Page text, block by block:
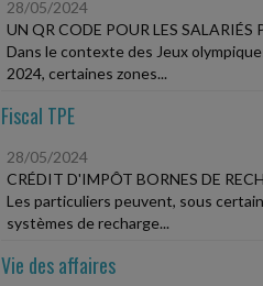
28/05/2024
UN QR CODE POUR LES SALARIÉS
Dans le contexte des Jeux
2024, certaines zones...
Fiscal TPE
28/05/2024
CRÉDIT D'IMPÔT BORNES DE
Les particuliers peuvent, sous
systèmes de recharge...
Vie des affaires